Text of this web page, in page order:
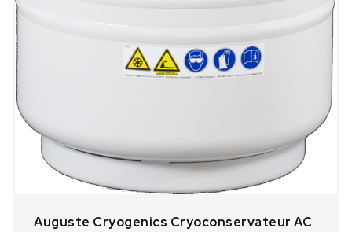
Auguste Cryogenics Cryoconservateur AC